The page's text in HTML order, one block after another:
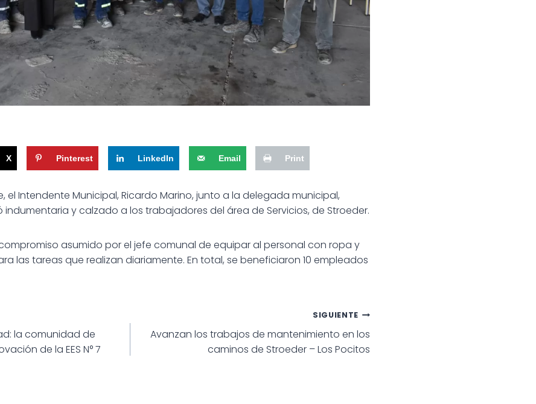
X Pinterest LinkedIn Email Print
el Intendente Municipal, Ricardo Marino, junto a la delegada municipal,
indumentaria y calzado a los trabajadores del área de Servicios, de Stroeder.
asumido por el jefe comunal de equipar al personal con ropa y
las tareas que realizan diariamente. En total, se beneficiaron 10 empleados
la comunidad de
de la EES N° 7
SIGUIENTE
Avanzan los trabajos de mantenimiento en los
caminos de Stroeder – Los Pocitos